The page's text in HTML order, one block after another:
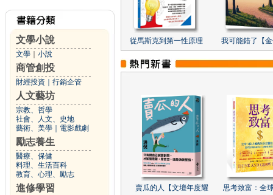
文學小說
文學 小說
商管創投
財經投資 行銷企管
人文藝坊
宗教、哲學
社會、人文、史地
藝術、美學
電影戲劇
勵志養生
醫療、保健
料理、生活百科
教育、心理、勵志
進修學習
從馬斯克到第一性原理 我可能錯了【
賣瓜的人【文壇年度耀 思考致富：全